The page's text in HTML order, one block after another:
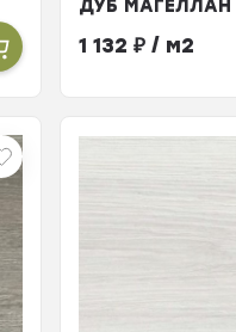
ДУБ МАГЕЛЛАН
1 132₽ / м2